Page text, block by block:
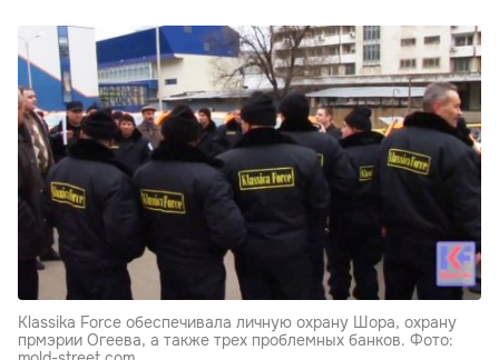
Klassika Force обеспечивала личную охрану Шора, охрану
прмэрии Огеева, а также трех проблемных банков. Фото: